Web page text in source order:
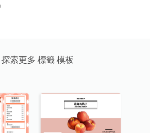
探索更多 標籤 模板